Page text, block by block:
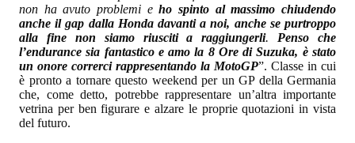
non ha avuto problemi eho spinto al massimo chiudendo
anche il gap dalla Honda davanti a noi, anche se purtroppo
alla fine non siamo riusciti a raggiungerli. Penso che
l’endurance sia fantastico e amo la 8 Ore di Suzuka, è stato
un onore correrci rappresentando la MotoGP”. Classe in cui
è pronto a tornare questo weekend per un GP della Germania
che, come detto, potrebbe rappresentare un’altra importante
vetrina per ben figurare e alzare le proprie quotazioni in vista
del futuro.